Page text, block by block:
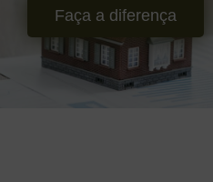
Faça a diferença